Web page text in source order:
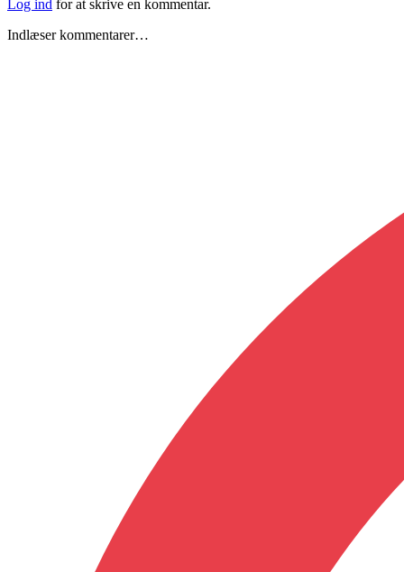
Log ind for at skrive en kommentar.
Indlæser kommentarer…